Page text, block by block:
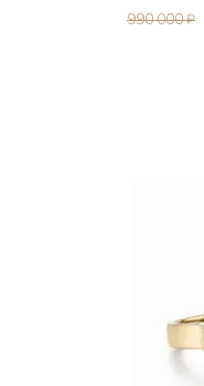
990 000 ₽